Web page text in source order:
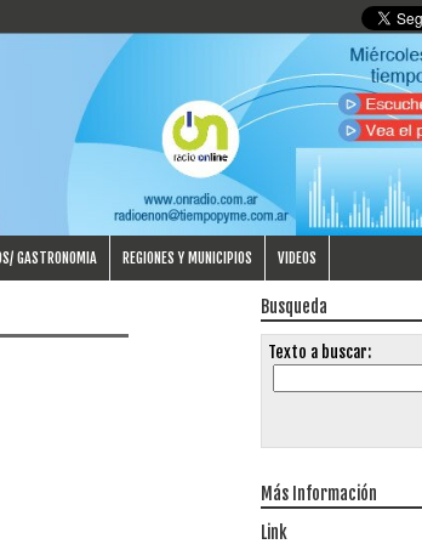
GASTRONOMIA REGIONES Y MUNICIPIOS VIDEOS
Busqueda
Texto a buscar:
Más Información
Link